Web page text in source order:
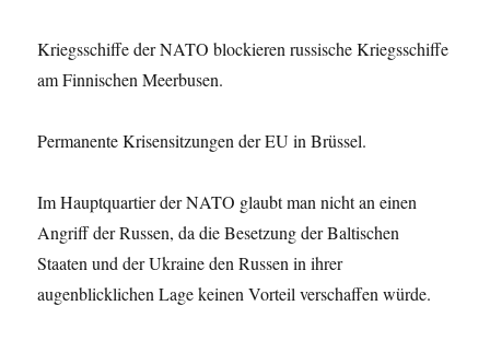
Kriegsschiffe der NATO blockieren russische Kriegsschiffe
am Finnischen Meerbusen.
Permanente Krisensitzungen der EU in Brüssel.
Im Hauptquartier der NATO glaubt man nicht an einen
Angriff der Russen, da die Besetzung der Baltischen
Staaten und der Ukraine den Russen in ihrer
augenblicklichen Lage keinen Vorteil verschaffen würde.